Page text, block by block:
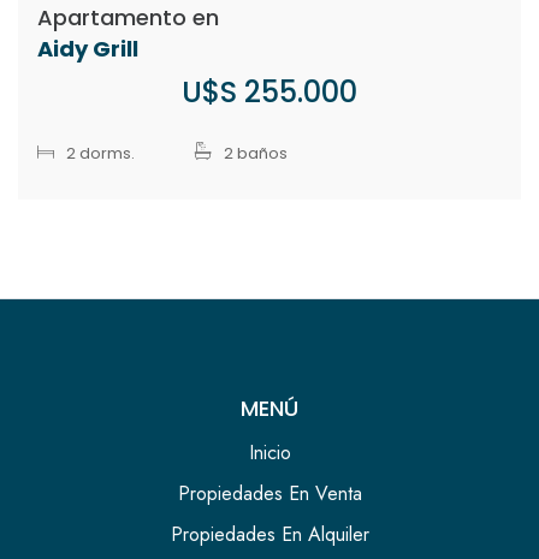
Apartamento en
Aidy Grill
U$S 255.000
2 dorms. 2 baños
MENÚ
Inicio
Propiedades En Venta
Propiedades En Alquiler